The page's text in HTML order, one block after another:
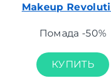
Makeup
Помада -50%
КУПИТЬ